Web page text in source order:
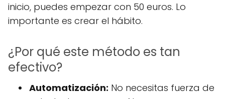
inicio, puedes empezar con 50 euros. Lo
importante es crear el hábito.
¿Por qué este método es tan
efectivo?
Automatización: No necesitas fuerza de